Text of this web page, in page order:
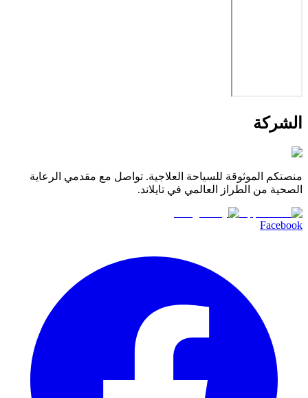
الشركة
منصتكم الموثوقة للسياحة العلاجية. تواصل مع مقدمي الرعاية
الصحية من الطراز العالمي في تايلاند.
Facebook